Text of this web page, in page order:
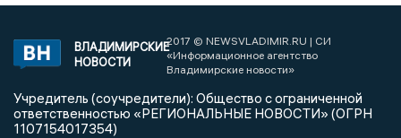
ВЛАДИМИРСКИЕ
НОВОСТИ
2017 © NEWSVLADIMIR.RU | СИ
«Информационное агентство
Владимирские новости»
Учредитель (соучредители): Общество с ограниченной
ответственностью «РЕГИОНАЛЬНЫЕ НОВОСТИ» (ОГРН
1107154017354)